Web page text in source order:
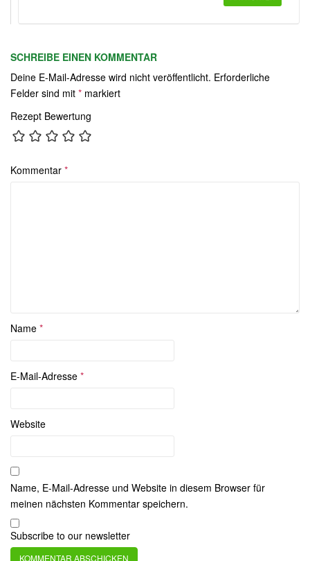
SCHREIBE EINEN KOMMENTAR
Deine E-Mail-Adresse wird nicht veröffentlicht. Erforderliche
Felder sind mit * markiert
Rezept Bewertung
Kommentar *
Name *
E-Mail-Adresse *
Website
Name, E-Mail-Adresse und Website in diesem Browser für
meinen nächsten Kommentar speichern.
Subscribe to our newsletter